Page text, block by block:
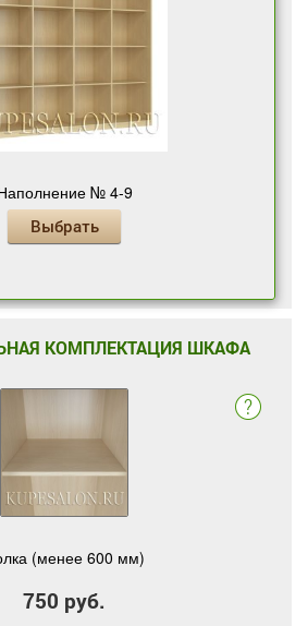
№ 4-9
Выбрать
КОМПЛЕКТАЦИЯ ШКАФА
(менее 600 мм)
750 руб.